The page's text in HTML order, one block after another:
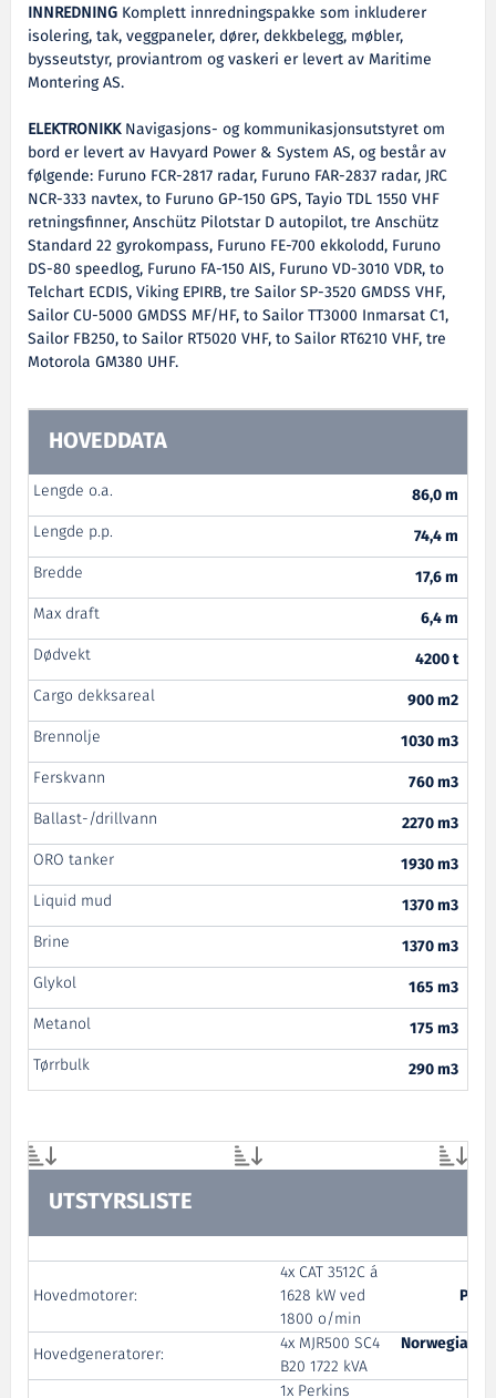
INNREDNING Komplett innredningspakke som inkluderer
isolering, tak, veggpaneler, dører, dekkbelegg, møbler,
bysseutstyr, proviantrom og vaskeri er levert av Maritime
Montering AS.
ELEKTRONIKKNavigasjons- og kommunikasjonsutstyret om
bord er levert av Havyard Power & System AS, og består av
følgende: Furuno FCR-2817 radar, Furuno FAR-2837 radar, JRC
NCR-333 navtex, to Furuno GP-150 GPS, Tayio TDL 1550 VHF
retningsfinner, Anschütz Pilotstar D autopilot, tre Anschütz
Standard 22 gyrokompass, Furuno FE-700 ekkolodd, Furuno
DS-80 speedlog, Furuno FA-150 AIS, Furuno VD-3010 VDR, to
Telchart ECDIS, Viking EPIRB, tre Sailor SP-3520 GMDSS VHF,
Sailor CU-5000 GMDSS MF/HF, to Sailor TT3000 Inmarsat C1,
Sailor FB250, to Sailor RT5020 VHF, to Sailor RT6210 VHF, tre
Motorola GM380 UHF.
HOVEDDATA
Lengde o.a.
86,0 m
Lengde p.p.
74,4 m
Bredde
17,6 m
Max draft
6,4 m
Dødvekt
4200 t
Cargo dekksareal
900 m2
Brennolje
1030 m3
Ferskvann
760 m3
Ballast-/drillvann
2270 m3
ORO tanker
1930 m3
Liquid mud
1370 m3
Brine
1370 m3
Glykol
165 m3
Metanol
175 m3
Tørrbulk
290 m3
UTSTYRSLISTE
Hovedmotorer:
4x CAT 3512C á
1628 kW ved
1800 o/min
Pon
Hovedgeneratorer:
4x MJR500 SC4
B20 1722 kVA
Norwegian
1x Perkins